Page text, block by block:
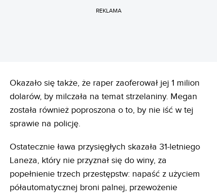
REKLAMA
Okazało się także, że raper zaoferował jej 1 milion
dolarów, by milczała na temat strzelaniny. Megan
została również poproszona o to, by nie iść w tej
sprawie na policję.
Ostatecznie ława przysięgłych skazała 31-letniego
Laneza, który nie przyznał się do winy, za
popełnienie trzech przestępstw: napaść z użyciem
półautomatycznej broni palnej, przewożenie